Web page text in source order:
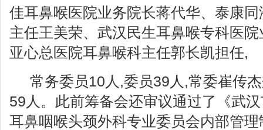
佳耳鼻喉医院业务院长蒋代华、泰康
主任王美荣、武汉民生耳鼻喉专科医
亚⼼总医院⽿⿐喉科主任郭长凯担任,
常务委员10人,委员39人,常委崔传
59人。此前筹备会还审议通过了《武
耳鼻咽喉头颈外科专业委员会内部管理